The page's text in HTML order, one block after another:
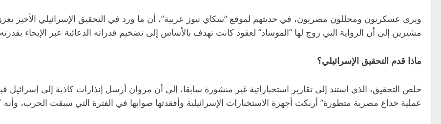
ويرى عسكريون ومحللون مصريون، في حديثهم لموقع “سكاي نيوز عربية”، أن ما ورد في التحقيق الإسرائيلي الأخير
مشيرين إلى أن الرواية التي روج لها “الموساد” لعقود كانت تهدف بالأساس إلى تضخيم قدراته الدعائية عبر الإيحاء
ماذا قدم التحقيق الإسرائيلي؟
عملية خداع مصرية متطورة” أربكت أجهزة الاستخبارات الإسرائيلية وأفقدتها صوابها في الفترة التي سبقت الحرب،